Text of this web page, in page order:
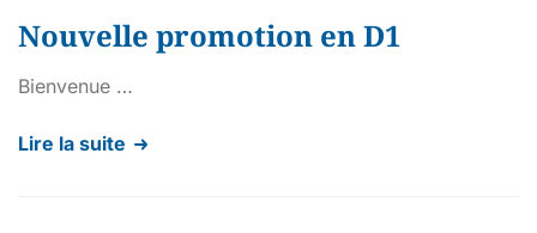
Nouvelle promotion en D1
Bienvenue …
Lire la suite